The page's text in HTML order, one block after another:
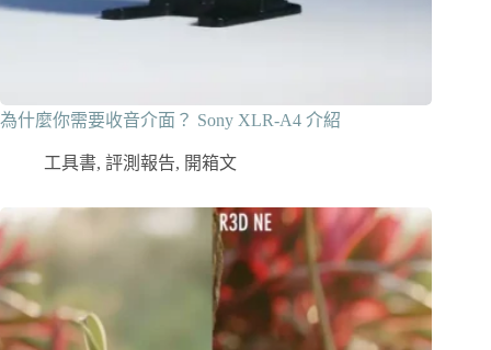
為什麼你需要收音介面？ Sony XLR-A4 介紹
工具書, 評測報告, 開箱文